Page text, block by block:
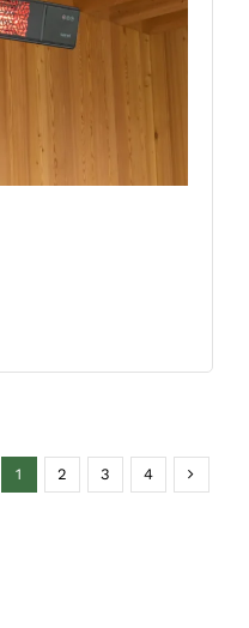
1 2 3 4